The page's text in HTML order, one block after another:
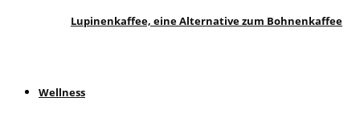
Lupinenkaffee, eine Alternative zum Bohnenkaffee
Wellness